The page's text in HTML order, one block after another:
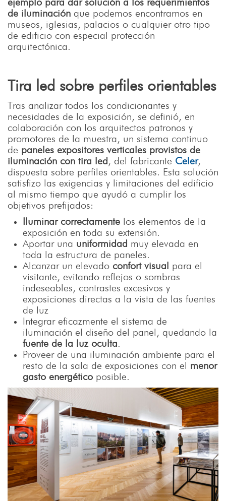
ejemplo para dar solución a los requerimientos
de iluminación que podemos encontrarnos en
museos, iglesias, palacios o cualquier otro tipo
de edificio con especial protección
arquitectónica.
Tira led sobre perfiles orientables
Tras analizar todos los condicionantes y
necesidades de la exposición, se definió, en
colaboración con los arquitectos patronos y
promotores de la muestra, un sistema continuo
de paneles expositores verticales provistos de
iluminación con tira led , del fabricante Celer,
dispuesta sobre perfiles orientables. Esta solución
satisfizo las exigencias y limitaciones del edificio
al mismo tiempo que ayudó a cumplir los
objetivos prefijados:
Iluminar correctamente los elementos de la
exposición en toda su extensión.
Aportar una uniformidad muy elevada en
toda la estructura de paneles.
Alcanzar un elevado confort visual para el
visitante, evitando reflejos o sombras
indeseables, contrastes excesivos y
exposiciones directas a la vista de las fuentes
de luz
Integrar eficazmente el sistema de
iluminación el diseño del panel, quedando la
fuente de la luz oculta.
Proveer de una iluminación ambiente para el
resto de la sala de exposiciones con el menor
gasto energético posible.